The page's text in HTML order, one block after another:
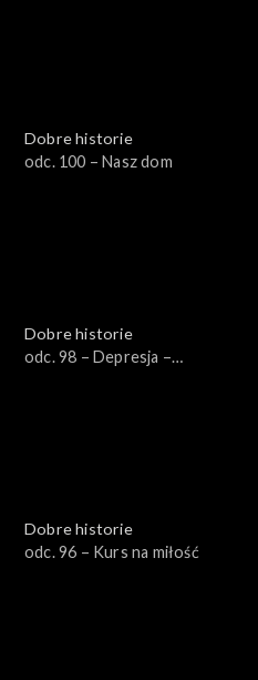
Dobre historie
odc. 100 – Nasz dom
Dobre historie
odc. 98 – Depresja –
Dobre historie
odc. 96 – Kurs na miłość